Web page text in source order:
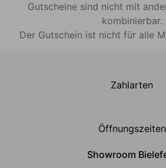
Gutscheine sind nicht mit
kombinierbar.
Der Gutschein ist nicht für alle
Zahlarten
Öffnungszeiten
Showroom